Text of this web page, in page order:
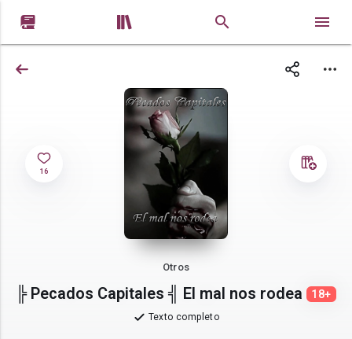
 
16
Otros
╠ Pecados Capitales ╣ El mal nos rodea 18+
Texto completo